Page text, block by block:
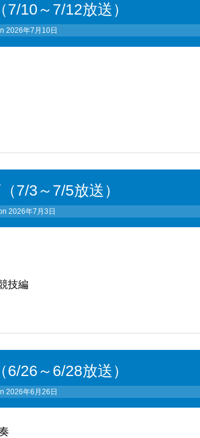
10～7/12放送）
2026年7月10日
7/3～7/5放送）
2026年7月3日
技編
26～6/28放送）
2026年6月26日